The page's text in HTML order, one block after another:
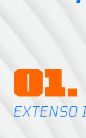
01.
EXTENSO